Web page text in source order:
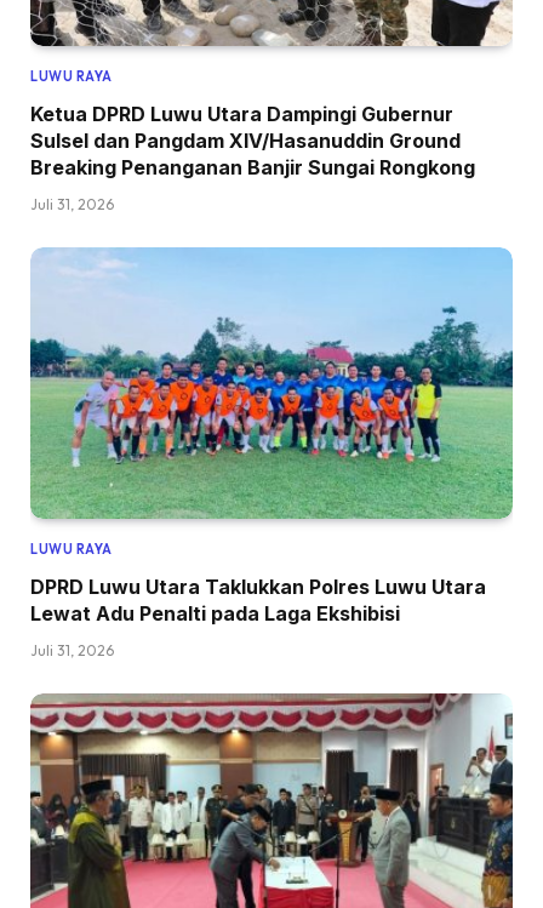
LUWU RAYA
Ketua DPRD Luwu Utara Dampingi Gubernur
Sulsel dan Pangdam XIV/Hasanuddin Ground
Breaking Penanganan Banjir Sungai Rongkong
Juli 31, 2026
LUWU RAYA
DPRD Luwu Utara Taklukkan Polres Luwu Utara
Lewat Adu Penalti pada Laga Ekshibisi
Juli 31, 2026